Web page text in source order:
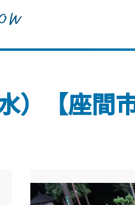
）【座間市